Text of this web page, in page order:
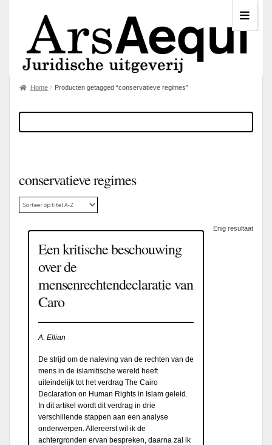
Home Producten getagged “conservatieve regimes”
conservatieve regimes
Enig resultaat
Een kritische beschouwing
over de
mensenrechtendeclaratie van
Caro
A. Ellian
De strijd om de naleving van de rechten van de
mens in de islamitische wereld heeft
uiteindelijk tot het verdrag The Cairo
Declaration on Human Rights in Islam geleid.
In dit artikel wordt dit verdrag in drie
verschillende stappen aan een analyse
onderwerpen. Allereerst wil ik de
achtergronden ervan bespreken, daarna zal ik